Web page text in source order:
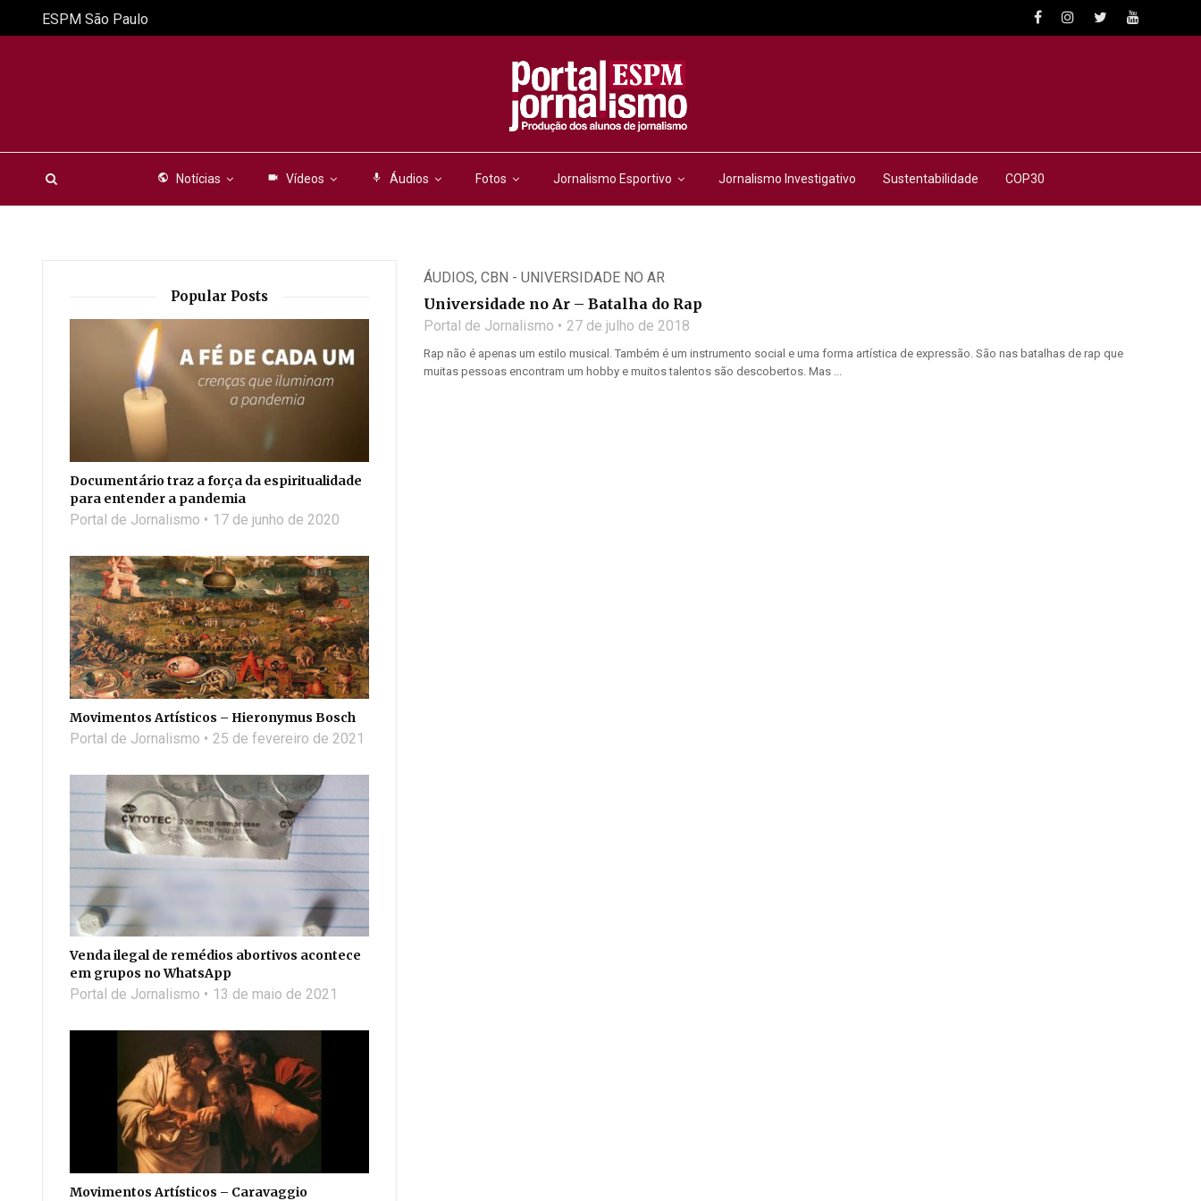
public Notícias videocam Vídeos mic Áudios Fotos Jornalismo Esportivo Jornalismo Investigativo Sustentabilidade COP30
ESPM São Paulo
ÁUDIOS, CBN - UNIVERSIDADE NO AR
Universidade no Ar – Batalha do Rap
Portal de Jornalismo 27 de julho de 2018
Rap não é apenas um estilo musical. Também é um instrumento social e uma forma artística de expressão. São nas batalhas de rap que
muitas pessoas encontram um hobby e muitos talentos são descobertos. Mas ...
Popular Posts
Documentário traz a força da espiritualidade
para entender a pandemia
Portal de Jornalismo 17 de junho de 2020
Movimentos Artísticos – Hieronymus Bosch
Portal de Jornalismo 25 de fevereiro de 2021
Venda ilegal de remédios abortivos acontece
em grupos no WhatsApp
Portal de Jornalismo 13 de maio de 2021
Movimentos Artísticos – Caravaggio